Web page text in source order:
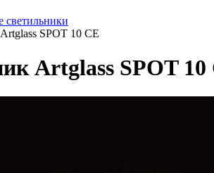
светильники
SPOT 10 CE
Artglass SPOT 10